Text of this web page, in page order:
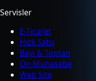
Servisler
E-Ticaret
Hızlı Satış
Bayi & Toptan
Ön Muhasebe
Web Site